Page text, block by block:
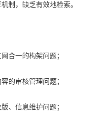
制，缺乏有效地检索。
合一的构架问题；
的审核管理问题；
、信息维护问题；